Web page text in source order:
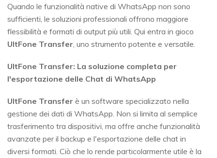
Quando le funzionalità native di WhatsApp non sono
sufficienti, le soluzioni professionali offrono maggiore
flessibilità e formati di output più utili. Qui entra in gioco
UltFone Transfer , uno strumento potente e versatile.
UltFone Transfer: La soluzione completa per
l'esportazione delle Chat di WhatsApp
UltFone Transfer è un software specializzato nella
gestione dei dati di WhatsApp. Non si limita al semplice
trasferimento tra dispositivi, ma offre anche funzionalità
avanzate per il backup e l'esportazione delle chat in
diversi formati. Ciò che lo rende particolarmente utile è la